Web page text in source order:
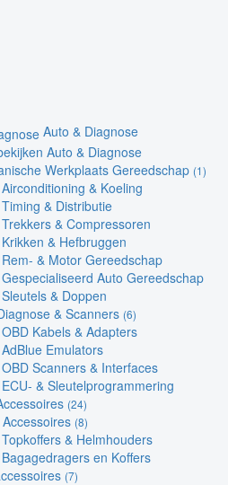
Auto & Diagnose
Auto & Diagnose
Werkplaats Gereedschap (1)
Airconditioning & Koeling
Timing & Distributie
Trekkers & Compressoren
Krikken & Hefbruggen
Rem- & Motor Gereedschap
Gespecialiseerd Auto Gereedschap
Sleutels & Doppen
& Scanners (6)
OBD Kabels & Adapters
AdBlue Emulators
OBD Scanners & Interfaces
ECU- & Sleutelprogrammering
(24)
(8)
Topkoffers & Helmhouders
Bagagedragers en Koffers
(7)